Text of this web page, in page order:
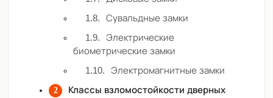
Сувальдные замки
Электрические
биометрические замки
Электромагнитные замки
Классы взломостойкости дверных